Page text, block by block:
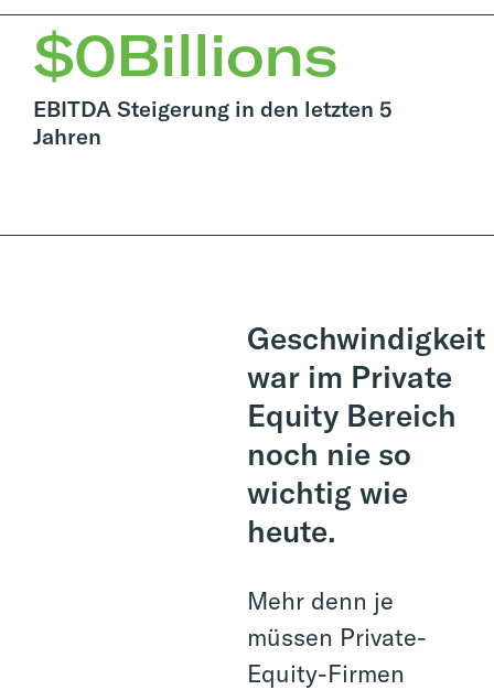
$0Billions
EBITDA Steigerung in den letzten 5
Jahren
Geschwindigkeit
war im Private
Equity Bereich
noch nie so
wichtig wie
heute.
Mehr denn je
müssen Private-
Equity-Firmen